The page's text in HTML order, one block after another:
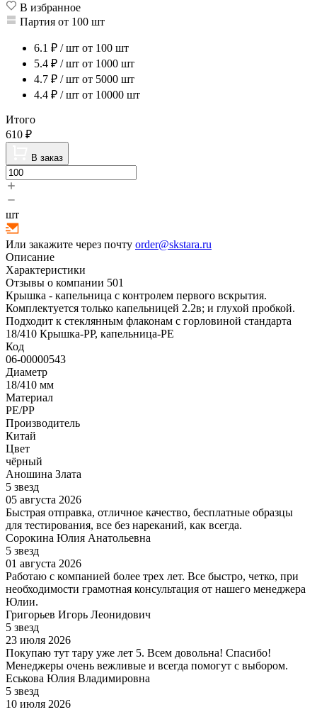
В избранное
Партия от 100 шт
6.1 ₽ / шт от 100 шт
5.4 ₽ / шт от 1000 шт
4.7 ₽ / шт от 5000 шт
4.4 ₽ / шт от 10000 шт
Итого
610 ₽
В заказ
шт
Или закажите через почту order@skstara.ru
Описание
Характеристики
Отзывы о компании 501
Крышка - капельница с контролем первого вскрытия.
Комплектуется только капельницей 2.2в; и глухой пробкой.
Подходит к стеклянным флаконам с горловиной стандарта
18/410 Крышка-PP, капельница-PE
Код
06-00000543
Диаметр
18/410 мм
Материал
PE/PP
Производитель
Китай
Цвет
чёрный
Аношина Злата
5 звезд
05 августа 2026
Быстрая отправка, отличное качество, бесплатные образцы
для тестирования, все без нареканий, как всегда.
Сорокина Юлия Анатольевна
5 звезд
01 августа 2026
Работаю с компанией более трех лет. Все быстро, четко, при
необходимости грамотная консультация от нашего менеджера
Юлии.
Григорьев Игорь Леонидович
5 звезд
23 июля 2026
Покупаю тут тару уже лет 5. Всем довольна! Спасибо!
Менеджеры очень вежливые и всегда помогут с выбором.
Еськова Юлия Владимировна
5 звезд
10 июля 2026